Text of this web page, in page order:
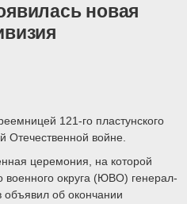
новая
121-го пластунского
Отечественной войне.
церемония, на которой
округа (ЮВО) генерал-
объявил об окончании